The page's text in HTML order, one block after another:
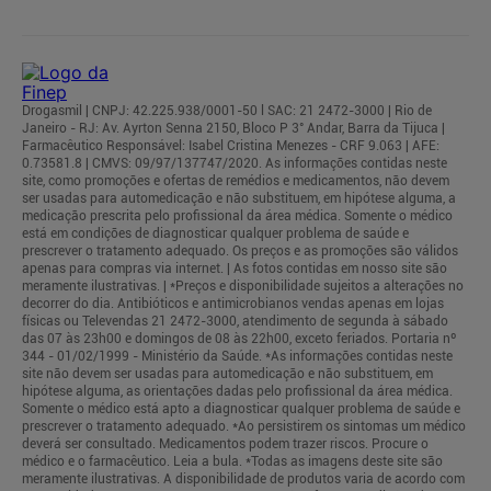
Drogasmil | CNPJ: 42.225.938/0001-50 l SAC: 21 2472-3000 | Rio de
Janeiro - RJ: Av. Ayrton Senna 2150, Bloco P 3° Andar, Barra da Tijuca |
Farmacêutico Responsável: Isabel Cristina Menezes - CRF 9.063 | AFE:
0.73581.8 | CMVS: 09/97/137747/2020. As informações contidas neste
site, como promoções e ofertas de remédios e medicamentos, não devem
ser usadas para automedicação e não substituem, em hipótese alguma, a
medicação prescrita pelo profissional da área médica. Somente o médico
está em condições de diagnosticar qualquer problema de saúde e
prescrever o tratamento adequado. Os preços e as promoções são válidos
apenas para compras via internet. | As fotos contidas em nosso site são
meramente ilustrativas. | *Preços e disponibilidade sujeitos a alterações no
decorrer do dia. Antibióticos e antimicrobianos vendas apenas em lojas
físicas ou Televendas 21 2472-3000, atendimento de segunda à sábado
das 07 às 23h00 e domingos de 08 às 22h00, exceto feriados. Portaria nº
344 - 01/02/1999 - Ministério da Saúde. *As informações contidas neste
site não devem ser usadas para automedicação e não substituem, em
hipótese alguma, as orientações dadas pelo profissional da área médica.
Somente o médico está apto a diagnosticar qualquer problema de saúde e
prescrever o tratamento adequado. *Ao persistirem os sintomas um médico
deverá ser consultado. Medicamentos podem trazer riscos. Procure o
médico e o farmacêutico. Leia a bula. *Todas as imagens deste site são
meramente ilustrativas. A disponibilidade de produtos varia de acordo com